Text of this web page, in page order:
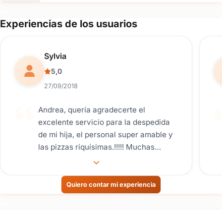
MERCADOPAGO.
Experiencias de los usuarios
Reseña de usuario.
Sylvia
5,0
27/09/2018
Andrea, quería agradecerte el
excelente servicio para la despedida
de mi hija, el personal super amable y
las pizzas riquísimas.!!!!! Muchas
gracias x todo!!! Slds
Quiero contar mi experiencia